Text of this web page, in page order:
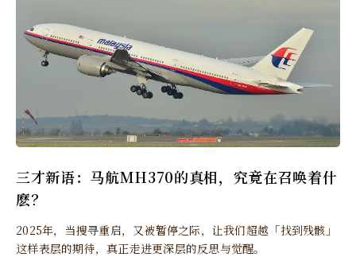
三才新语：马航MH370的真相，究竟在召唤着什
麽？
2025年，当搜寻重启，又被暂停之际，让我们超越「找到残骸」
这样表层的期待，真正走进更深层的反思与觉醒。